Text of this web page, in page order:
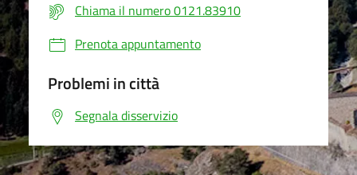
Chiama il numero 0121.83910
Prenota appuntamento
Problemi in città
Segnala disservizio